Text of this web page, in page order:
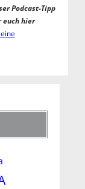
Podcast-Tipp
euch hier